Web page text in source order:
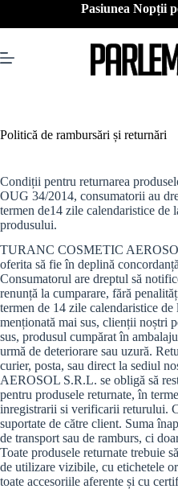
Pasiunea Nopții
Politică de rambursări și returnări
Condiții pentru returnarea
OUG 34/2014, consumatorii au
termen de14 zile calendaristice de
produsului.
TURANC COSMETIC
oferita să fie în deplină
Consumatorul are dreptul să
renunță la cumparare, fără
termen de 14 zile calendaristice
menționată mai sus, clienții noștri
sus, produsul cumpărat în
urmă de deteriorare sau uzură.
curier, posta, sau direct la sediul
AEROSOL S.R.L. se obligă să
pentru produsele returnate, în
inregistrarii si verificarii returului.
suportate de către client. Suma
de transport sau de ramburs, ci
Toate produsele returnate trebuie
de utilizare vizibile, cu etichetele
toate accesoriile aferente și cu